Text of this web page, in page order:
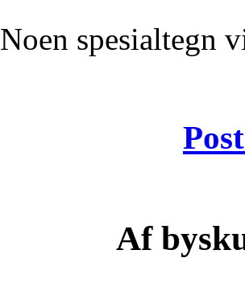
Noen spesialtegn
Af